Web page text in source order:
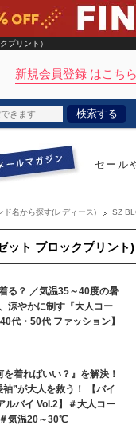
プリント）
新規会員登録 はこちら
検索する
と送料無料)
セール
ド名から探す(レディース) SZ
ット ブロックプリント)
る？ ／気温35～40度の暑
涼やかに制す『大人コー
代・50代 ファッション】
を着ればいい？』を解決！
袖”が大人を救う！ 【バイ
ルバイ Vol.2】＃大人コー
気温20～30℃